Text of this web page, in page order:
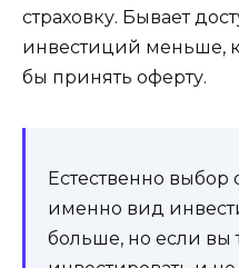
страховку. Бывает
инвестиций меньше,
бы принять оферту.
Естественно выбор
именно вид
больше, но если вы